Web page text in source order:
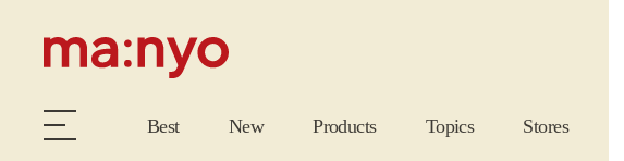
Best New Products Topics Stores